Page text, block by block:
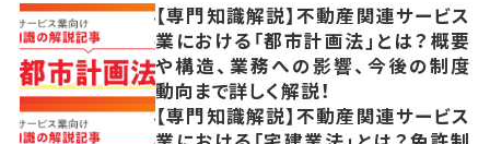
【専門知識解説】不動産関連サービス
業における「都市計画法」とは？概要
や構造、業務への影響、今後の制度
動向まで詳しく解説！
【専門知識解説】不動産関連サービス